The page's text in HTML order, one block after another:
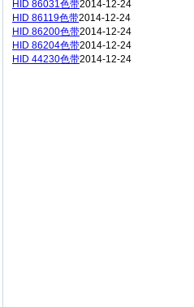
HID 86031色带2014-12-24
HID 86119色带2014-12-24
HID 86200色带2014-12-24
HID 86204色带2014-12-24
HID 44230色带2014-12-24